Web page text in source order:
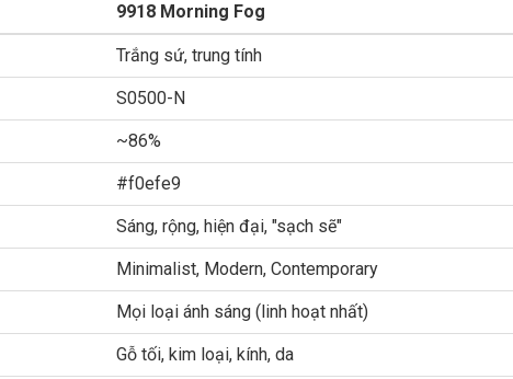
9918 Morning Fog
Trắng sứ, trung tính
S0500-N
~86%
#f0efe9
Sáng, rộng, hiện đại, "sạch sẽ"
Minimalist, Modern, Contemporary
Mọi loại ánh sáng (linh hoạt nhất)
Gỗ tối, kim loại, kính, da